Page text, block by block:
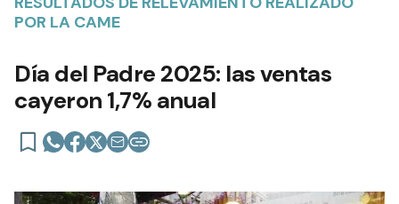
POR LA CAME
Día del Padre 2025: las ventas
cayeron 1,7% anual